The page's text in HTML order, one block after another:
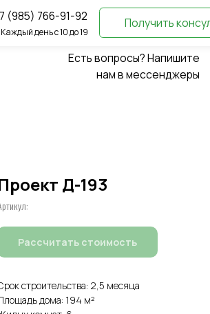
Получить консультацию
19
Есть вопросы? Напишите
нам в мессенджеры
Д-193
Рассчитать стоимость
строительства: 2,5 месяца
дома: 194 м²